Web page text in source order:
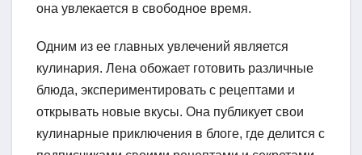
она увлекается в свободное время.
Одним из ее главных увлечений является
кулинария. Лена обожает готовить различные
блюда, экспериментировать с рецептами и
открывать новые вкусы. Она публикует свои
кулинарные приключения в блоге, где делится с